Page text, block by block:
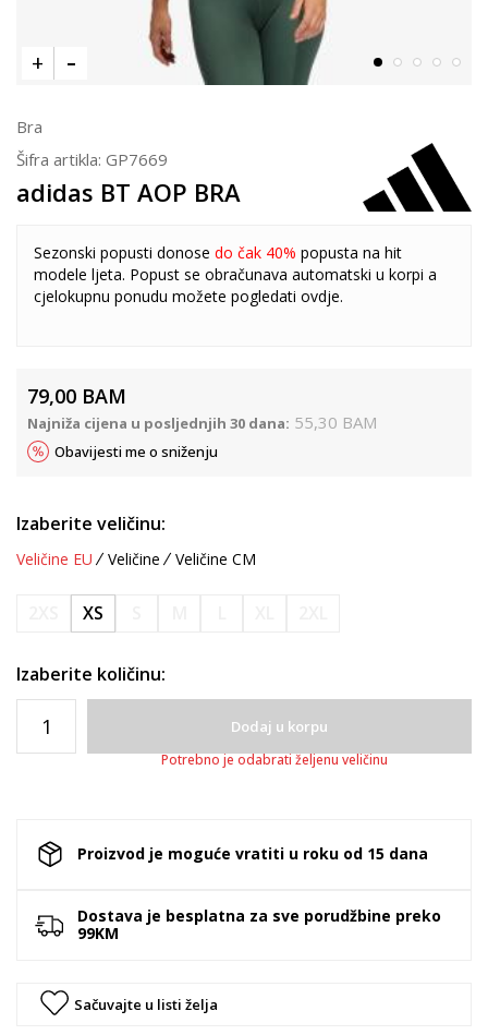
Bra
Šifra artikla: GP7669
adidas BT AOP BRA
Sezonski popusti donose do čak 40% popusta na hit
modele ljeta. Popust se obračunava automatski u korpi a
cjelokupnu ponudu možete pogledati ovdje.
79,00 BAM
Najniža cijena u posljednjih 30 dana: 55,30 BAM
Obavijesti me o sniženju
Izaberite veličinu:
Veličine EU Veličine Veličine CM
XS
Izaberite količinu:
Dodaj u korpu
Potrebno je odabrati željenu veličinu
Proizvod je moguće vratiti u roku od 15 dana
Dostava je besplatna za sve porudžbine preko
99KM
Sačuvajte u listi želja